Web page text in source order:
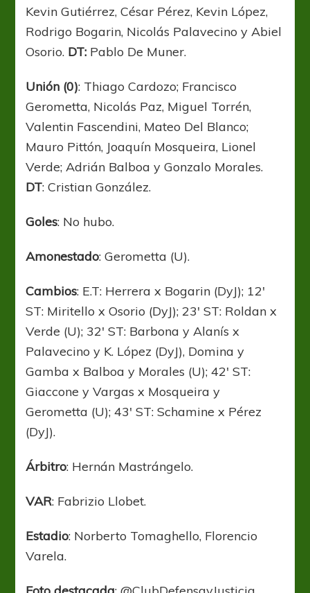
Kevin Gutiérrez, César Pérez, Kevin López,
Rodrigo Bogarin, Nicolás Palavecino y Abiel
Osorio. DT: Pablo De Muner.
Unión (0): Thiago Cardozo; Francisco
Gerometta, Nicolás Paz, Miguel Torrén,
Valentin Fascendini, Mateo Del Blanco;
Mauro Pittón, Joaquín Mosqueira, Lionel
Verde; Adrián Balboa y Gonzalo Morales.
DT: Cristian González.
Goles: No hubo.
Amonestado: Gerometta (U).
Cambios: E.T: Herrera x Bogarin (DyJ); 12′
ST: Miritello x Osorio (DyJ); 23′ ST: Roldan x
Verde (U); 32′ ST: Barbona y Alanís x
Palavecino y K. López (DyJ), Domina y
Gamba x Balboa y Morales (U); 42′ ST:
Giaccone y Vargas x Mosqueira y
Gerometta (U); 43′ ST: Schamine x Pérez
(DyJ).
Árbitro: Hernán Mastrángelo.
VAR: Fabrizio Llobet.
Estadio: Norberto Tomaghello, Florencio
Varela.